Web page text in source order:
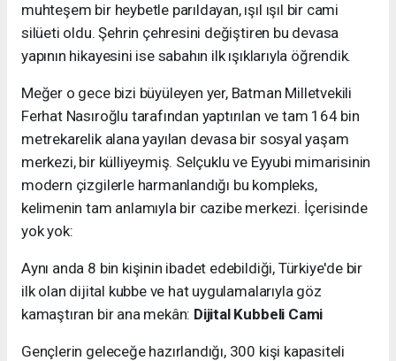
muhteşem bir heybetle parıldayan, ışıl ışıl bir cami
silüeti oldu. Şehrin çehresini değiştiren bu devasa
yapının hikayesini ise sabahın ilk ışıklarıyla öğrendik.
Meğer o gece bizi büyüleyen yer, Batman Milletvekili
Ferhat Nasıroğlu tarafından yaptırılan ve tam 164 bin
metrekarelik alana yayılan devasa bir sosyal yaşam
merkezi, bir külliyeymiş. Selçuklu ve Eyyubi mimarisinin
modern çizgilerle harmanlandığı bu kompleks,
kelimenin tam anlamıyla bir cazibe merkezi. İçerisinde
yok yok:
Aynı anda 8 bin kişinin ibadet edebildiği, Türkiye'de bir
ilk olan dijital kubbe ve hat uygulamalarıyla göz
kamaştıran bir ana mekân: Dijital Kubbeli Cami
Gençlerin geleceğe hazırlandığı, 300 kişi kapasiteli